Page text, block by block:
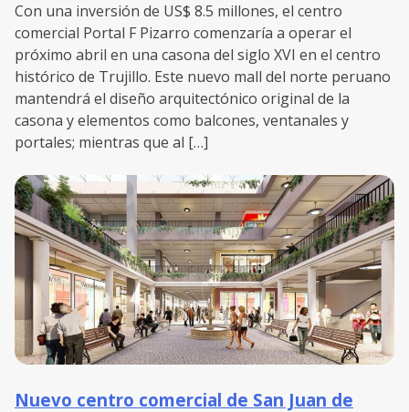
Con una inversión de US$ 8.5 millones, el centro
comercial Portal F Pizarro comenzaría a operar el
próximo abril en una casona del siglo XVI en el centro
histórico de Trujillo. Este nuevo mall del norte peruano
mantendrá el diseño arquitectónico original de la
casona y elementos como balcones, ventanales y
portales; mientras que al […]
Nuevo centro comercial de San Juan de